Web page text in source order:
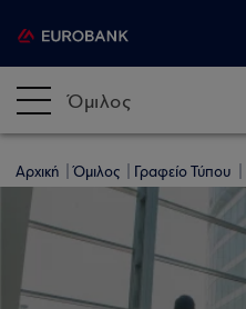
Όμιλος
Αρχική Όμιλος Γραφείο Τύπου